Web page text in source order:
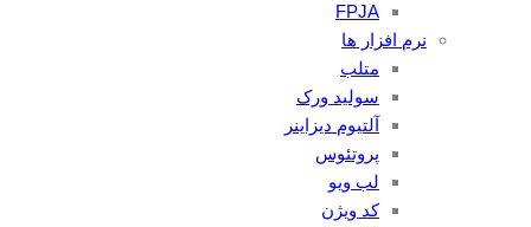
FPJA
نرم افزار ها
متلب
سولید ورک
آلتیوم دیزاینر
پروتئوس
لب ویو
کد ویژن